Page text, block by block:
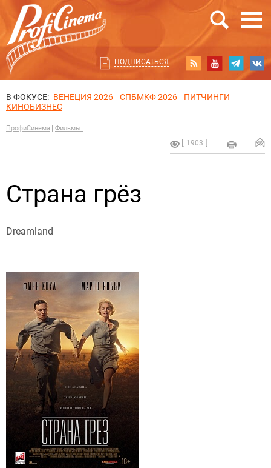
ПОДПИСАТЬСЯ
В ФОКУСЕ: ВЕНЕЦИЯ 2026 СПБМКФ 2026
ПИТЧИНГИ
КИНОБИЗНЕС
ПрофиСинема Фильмы.
1903
Страна грёз
Dreamland